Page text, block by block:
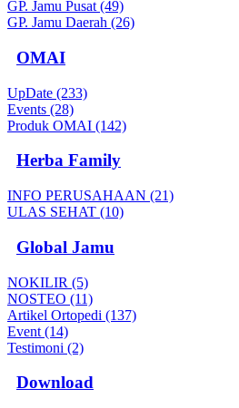
GP. Jamu Pusat (49)
GP. Jamu Daerah (26)
OMAI
UpDate (233)
Events (28)
Produk OMAI (142)
Herba Family
INFO PERUSAHAAN (21)
ULAS SEHAT (10)
Global Jamu
NOKILIR (5)
NOSTEO (11)
Artikel Ortopedi (137)
Event (14)
Testimoni (2)
Download